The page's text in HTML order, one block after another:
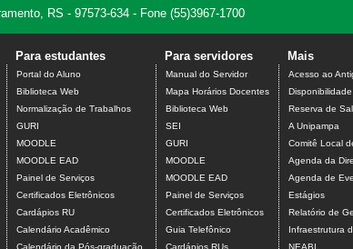
RS - 97573-634 - Fone (55)3967-1700
Para estudantes
Portal do Aluno
Biblioteca Web
Normalização de Trabalhos
GURI
MOODLE
MOODLE EAD
Painel de Serviços
Certificados Eletrônicos
Cardápios RU
Calendário Acadêmico
Calendário da Pós-graduação
Para servidores
Manual do Servidor
Mapa Horários Docentes
Biblioteca Web
SEI
GURI
MOODLE
MOODLE EAD
Painel de Serviços
Certificados Eletrônicos
Guia Telefônico
Cardápios RUs
Mais
Acesso ao
Reserva de
A Unipampa
Comitê Local
Agenda da
Agenda de
Estágios
Relatório de
Infraestrutura
NEABI